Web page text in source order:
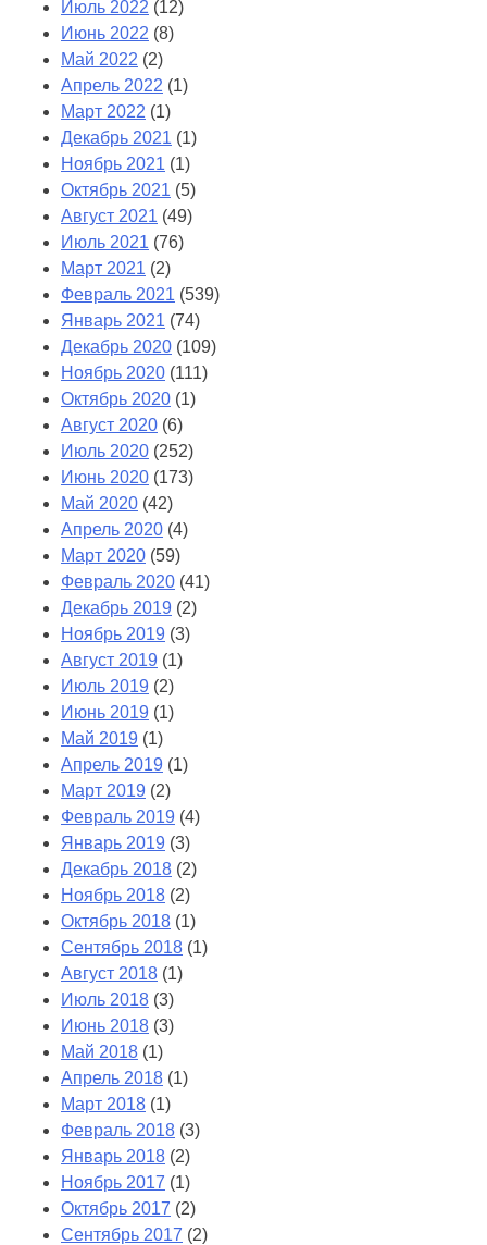
Июль 2022 (12)
Июнь 2022 (8)
Май 2022 (2)
Апрель 2022 (1)
Март 2022 (1)
Декабрь 2021 (1)
Ноябрь 2021 (1)
Октябрь 2021 (5)
Август 2021 (49)
Июль 2021 (76)
Март 2021 (2)
Февраль 2021 (539)
Январь 2021 (74)
Декабрь 2020 (109)
Ноябрь 2020 (111)
Октябрь 2020 (1)
Август 2020 (6)
Июль 2020 (252)
Июнь 2020 (173)
Май 2020 (42)
Апрель 2020 (4)
Март 2020 (59)
Февраль 2020 (41)
Декабрь 2019 (2)
Ноябрь 2019 (3)
Август 2019 (1)
Июль 2019 (2)
Июнь 2019 (1)
Май 2019 (1)
Апрель 2019 (1)
Март 2019 (2)
Февраль 2019 (4)
Январь 2019 (3)
Декабрь 2018 (2)
Ноябрь 2018 (2)
Октябрь 2018 (1)
Сентябрь 2018 (1)
Август 2018 (1)
Июль 2018 (3)
Июнь 2018 (3)
Май 2018 (1)
Апрель 2018 (1)
Март 2018 (1)
Февраль 2018 (3)
Январь 2018 (2)
Ноябрь 2017 (1)
Октябрь 2017 (2)
Сентябрь 2017 (2)